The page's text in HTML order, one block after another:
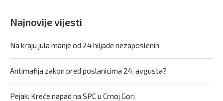
Najnovije vijesti
Na kraju jula manje od 24 hiljade nezaposlenih
Antimafija zakon pred poslanicima 24. avgusta?
Pejak: Kreće napad na SPC u Crnoj Gori